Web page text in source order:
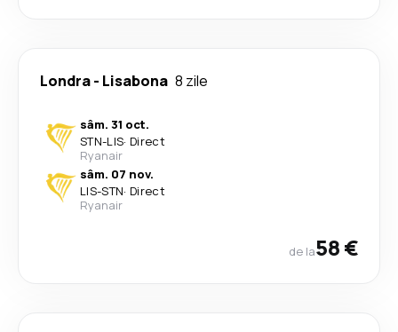
Londra- Lisabona 8 zile
sâm. 31 oct.
STN-LIS· Direct
Ryanair
sâm. 07 nov.
LIS-STN· Direct
Ryanair
de la58 €